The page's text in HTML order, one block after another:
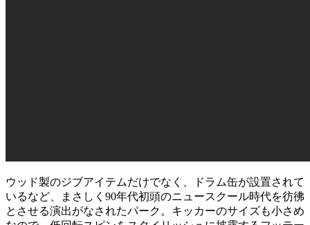
ウッド製のジブアイテムだけでなく、ドラム缶が設置されて
いるなど、まさしく90年代初頭のニュースクール時代を彷彿
とさせる演出がなされたパーク。キッカーのサイズも小さめ